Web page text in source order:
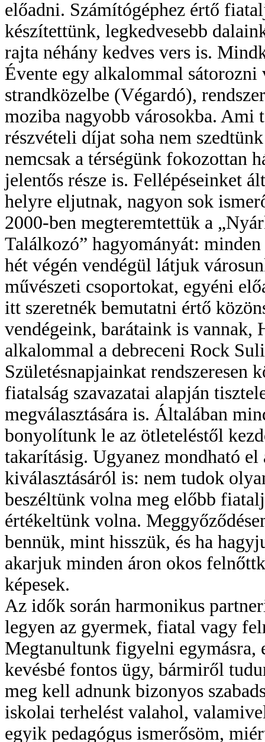
előadni. Számítógéphez értő
készítettünk, legkedvesebb
rajta néhány kedves vers is.
Évente egy alkalommal sátorozni
strandközelbe (Végardó),
moziba nagyobb városokba. Ami
részvételi díjat soha nem
nemcsak a térségünk fokozottan
jelentős része is. Fellépéseinket
helyre eljutnak, nagyon sok
2000-ben megteremtettük a
Találkozó” hagyományát:
hét végén vendégül látjuk
művészeti csoportokat, egyéni
itt szeretnék bemutatni értő
vendégeink, barátaink is vannak,
alkalommal a debreceni Rock
Születésnapjainkat rendszeresen
fiatalság szavazatai alapján
megválasztására is. Általában
bonyolítunk le az ötleteléstől
takarításig. Ugyanez mondható
kiválasztásáról is: nem tudok
beszéltünk volna meg előbb
értékeltünk volna.
bennük, mint hisszük, és ha
akarjuk minden áron okos
képesek.
Az idők során harmonikus
legyen az gyermek, fiatal vagy
Megtanultunk figyelni egymásra,
kevésbé fontos ügy, bármiről
meg kell adnunk bizonyos
iskolai terhelést valahol,
egyik pedagógus ismerősöm,